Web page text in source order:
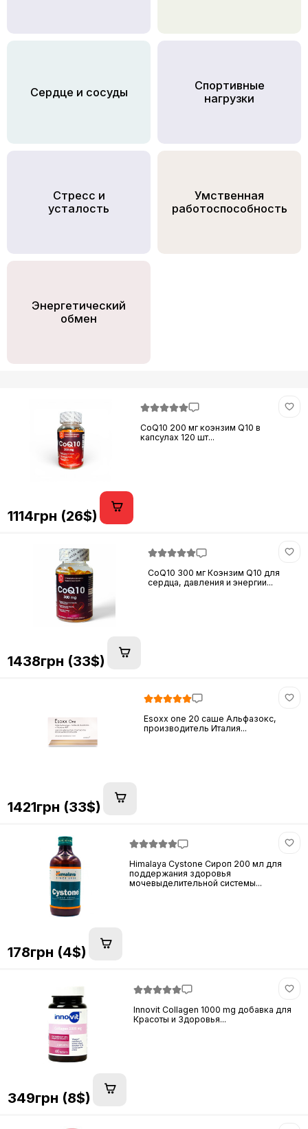
Сердце и сосуды
Спортивные
нагрузки
Стресс и
усталость
Умственная
работоспособность
Энергетический
обмен
CoQ10 200 мг коэнзим Q10 в
капсулах 120 шт...
1114грн (26$)
CoQ10 300 мг Коэнзим Q10 для
сердца, давления и энергии...
1438грн (33$)
Esoxx one 20 саше Альфазокс,
производитель Италия...
1421грн (33$)
Himalaya Cystone Сироп 200 мл для
поддержания здоровья
мочевыделительной системы...
178грн (4$)
Innovit Collagen 1000 mg добавка для
Красоты и Здоровья...
349грн (8$)